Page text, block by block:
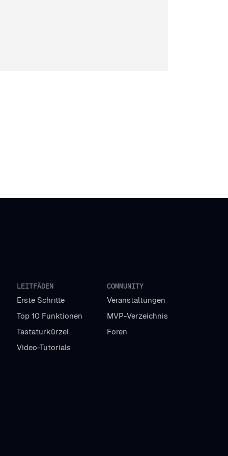
LEITFÄDEN
Erste Schritte
Top 10 Funktionen
Tastaturkürzel
Video-Tutorials
COMMUNITY
Veranstaltungen
MVP-Verzeichnis
Foren